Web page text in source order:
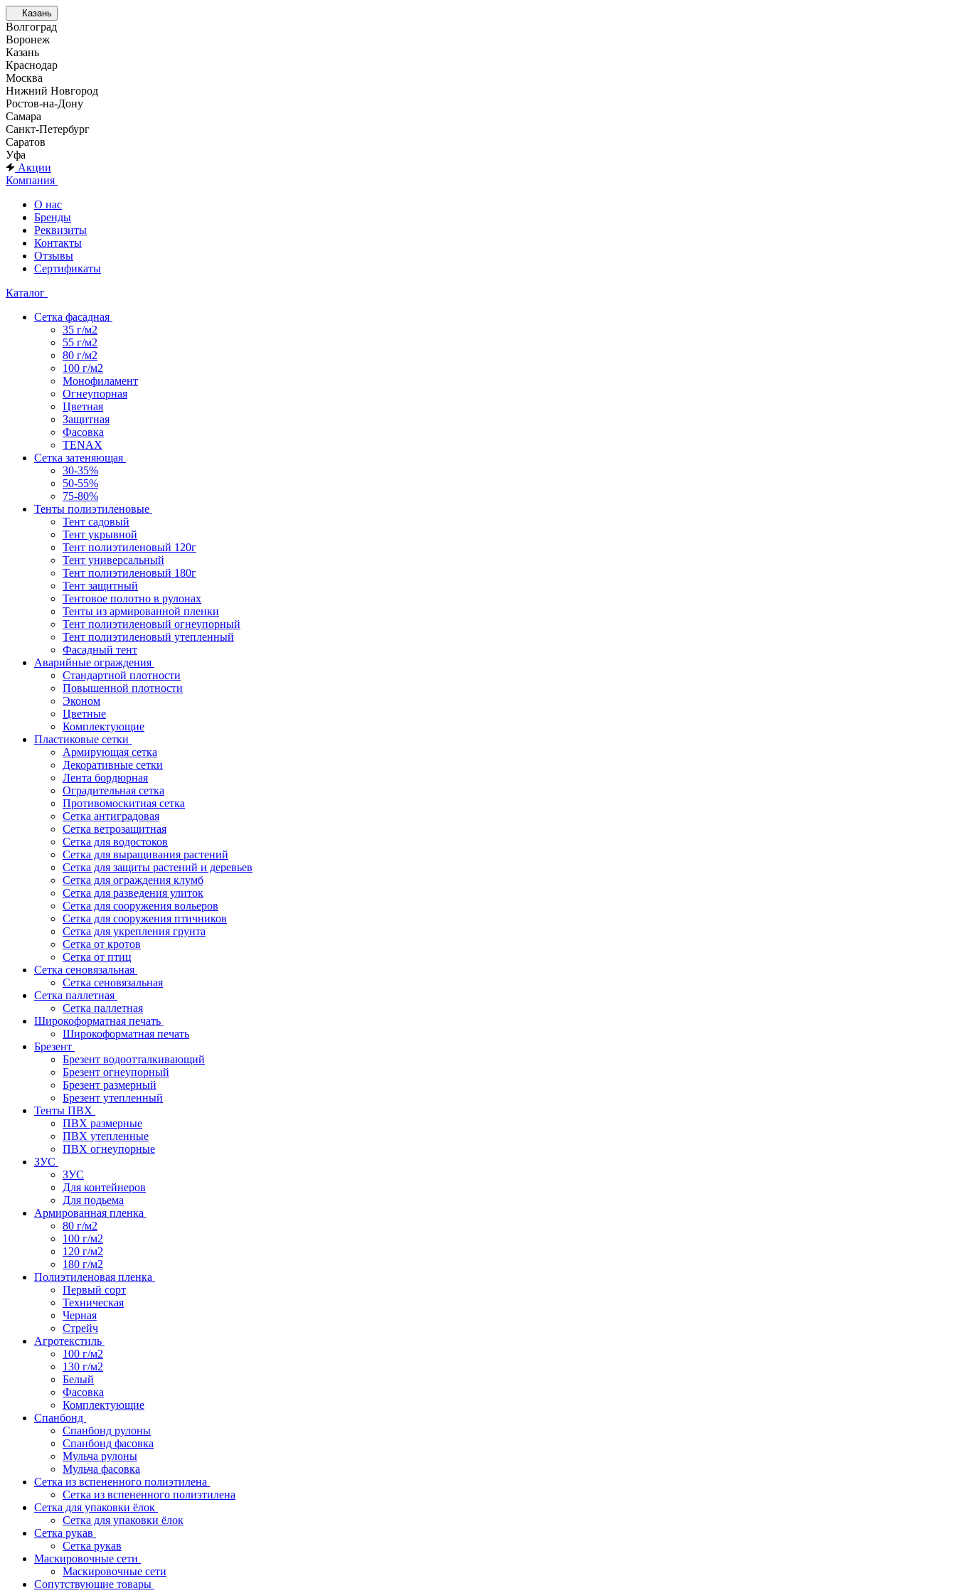
Казань
Волгоград
Воронеж
Казань
Краснодар
Москва
Нижний Новгород
Ростов-на-Дону
Самара
Санкт-Петербург
Саратов
Уфа
Акции
Компания
О нас
Бренды
Реквизиты
Контакты
Отзывы
Сертификаты
Каталог
Сетка фасадная
35 г/м2
55 г/м2
80 г/м2
100 г/м2
Монофиламент
Огнеупорная
Цветная
Защитная
Фасовка
TENAX
Сетка затеняющая
30-35%
50-55%
75-80%
Тенты полиэтиленовые
Тент садовый
Тент укрывной
Тент полиэтиленовый 120г
Тент универсальный
Тент полиэтиленовый 180г
Тент защитный
Тентовое полотно в рулонах
Тенты из армированной пленки
Тент полиэтиленовый огнеупорный
Тент полиэтиленовый утепленный
Фасадный тент
Аварийные ограждения
Стандартной плотности
Повышенной плотности
Эконом
Цветные
Комплектующие
Пластиковые сетки
Армирующая сетка
Декоративные сетки
Лента бордюрная
Оградительная сетка
Противомоскитная сетка
Сетка антиградовая
Сетка ветрозащитная
Сетка для водостоков
Сетка для выращивания растений
Сетка для защиты растений и деревьев
Сетка для ограждения клумб
Сетка для разведения улиток
Сетка для сооружения вольеров
Сетка для сооружения птичников
Сетка для укрепления грунта
Сетка от кротов
Сетка от птиц
Сетка сеновязальная
Сетка сеновязальная
Сетка паллетная
Сетка паллетная
Широкоформатная печать
Широкоформатная печать
Брезент
Брезент водоотталкивающий
Брезент огнеупорный
Брезент размерный
Брезент утепленный
Тенты ПВХ
ПВХ размерные
ПВХ утепленные
ПВХ огнеупорные
ЗУС
ЗУС
Для контейнеров
Для подьема
Армированная пленка
80 г/м2
100 г/м2
120 г/м2
180 г/м2
Полиэтиленовая пленка
Первый сорт
Техническая
Черная
Стрейч
Агротекстиль
100 г/м2
130 г/м2
Белый
Фасовка
Комплектующие
Спанбонд
Спанбонд рулоны
Спанбонд фасовка
Мульча рулоны
Мульча фасовка
Сетка из вспененного полиэтилена
Сетка из вспененного полиэтилена
Сетка для упаковки ёлок
Сетка для упаковки ёлок
Сетка рукав
Сетка рукав
Маскировочные сети
Маскировочные сети
Сопутствующие товары